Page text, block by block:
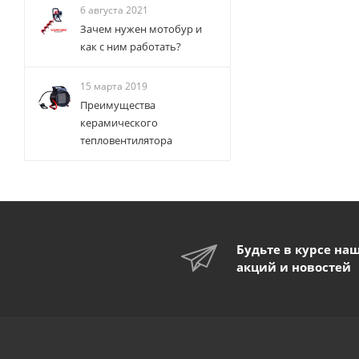
6 августа 2021
Зачем нужен мотобур и
как с ним работать?
15 марта 2019
Преимущества
керамического
тепловентилятора
Будьте в курсе
акций и новостей